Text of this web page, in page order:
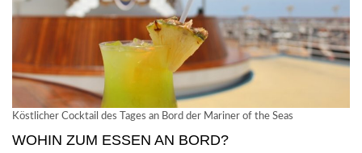
Köstlicher Cocktail des Tages an Bord der Mariner of the Seas
WOHIN ZUM ESSEN AN BORD?